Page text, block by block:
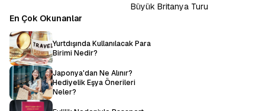
Büyük Britanya Turu
En Çok Okunanlar
Yurtdışında Kullanılacak Para
Birimi Nedir?
Japonya'dan Ne Alınır?
Hediyelik Eşya Önerileri
Neler?